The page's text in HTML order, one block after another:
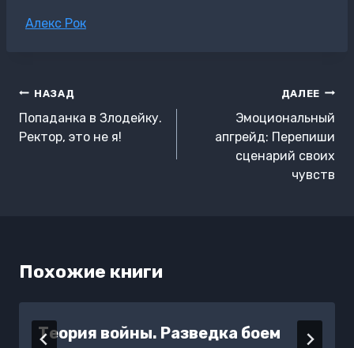
Метки
Алекс Рок
Навигация
по
записям
НАЗАД
Попаданка в Злодейку.
Ректор, это не я!
ДАЛЕЕ
Эмоциональный
апгрейд: Перепиши
сценарий своих
чувств
Похожие книги
Теория войны. Разведка боем